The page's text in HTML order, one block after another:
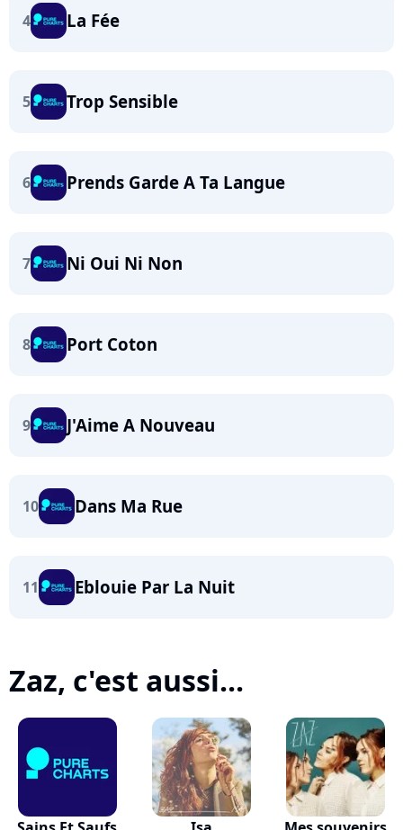
4 La Fée
5 Trop Sensible
6 Prends Garde A Ta Langue
7 Ni Oui Ni Non
8 Port Coton
9 J'Aime A Nouveau
10 Dans Ma Rue
11 Eblouie Par La Nuit
Zaz, c'est aussi...